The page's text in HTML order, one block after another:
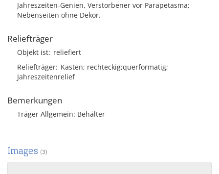
Jahreszeiten-Genien, Verstorbener vor Parapetasma;
Nebenseiten ohne Dekor.
Reliefträger
Objekt ist reliefiert
Reliefträger Kasten; rechteckig;querformatig;
Jahreszeitenrelief
Bemerkungen
Träger Allgemein: Behälter
Images (3)